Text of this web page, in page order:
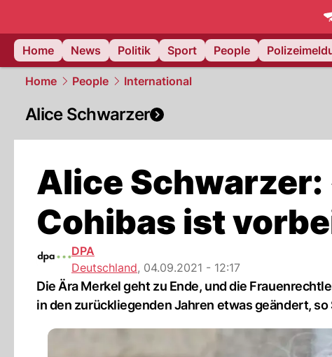
Home
News Politik Sport People
Home People International
Alice Schwarzer
Alice Schwarzer:
Cohibas ist
DPA
Deutschland, 04.09.2021 - 12:17
Die Ära Merkel geht zu Ende, und die
in den zurückliegenden Jahren etwas geändert,